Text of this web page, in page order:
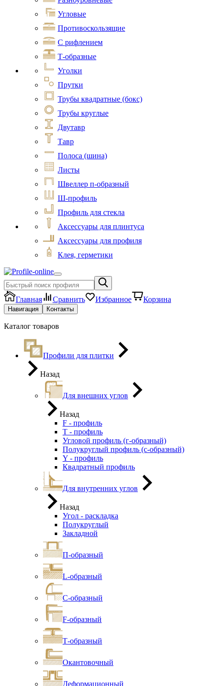
Угловые
Противоскользящие
С рифлением
Т-образные
Уголки
Прутки
Трубы квадратные (бокс)
Трубы круглые
Двутавр
Тавр
Полоса (шина)
Листы
Швеллер п-образный
Ш-профиль
Профиль для стекла
Аксессуары для плинтуса
Аксессуары для профиля
Клея, герметики
Главная Сравнить Избранное Корзина
Навигация Контакты
Каталог товаров
Профили для плитки
Назад
Для внешних углов
Назад
F - профиль
Т - профиль
Угловой профиль (г-образный)
Полукруглый профиль (с-образный)
Y - профиль
Квадратный профиль
Для внутренних углов
Назад
Угол - раскладка
Полукруглый
Закладной
П-образный
L-образный
С-образный
F-образный
Т-образный
Окантовочный
Деформационный